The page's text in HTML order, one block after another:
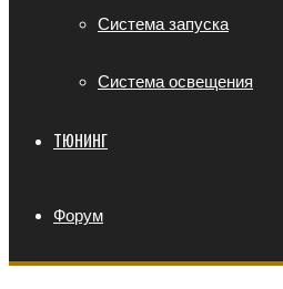
Система запуска
Система освещения
ТЮНИНГ
Форум